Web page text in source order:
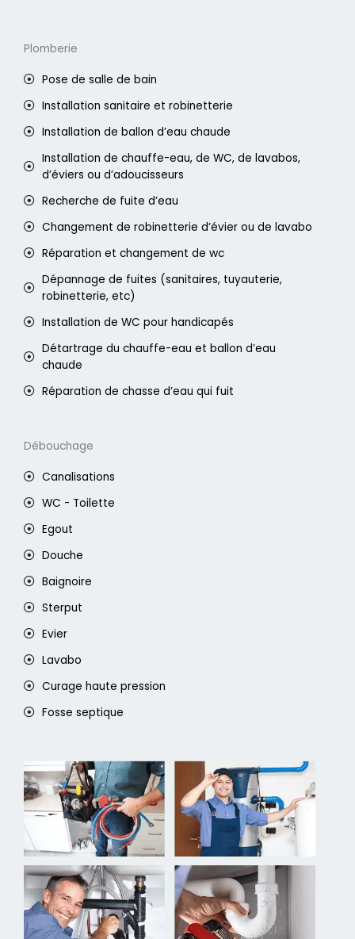
Plomberie
Pose de salle de bain
Installation sanitaire et robinetterie
Installation de ballon d’eau chaude
Installation de chauffe-eau, de WC, de lavabos,
d’éviers ou d’adoucisseurs
Recherche de fuite d’eau
Changement de robinetterie d’évier ou de lavabo
Réparation et changement de wc
Dépannage de fuites (sanitaires, tuyauterie,
robinetterie, etc)
Installation de WC pour handicapés
Détartrage du chauffe-eau et ballon d’eau
chaude
Réparation de chasse d’eau qui fuit
Débouchage
Canalisations
WC - Toilette
Egout
Douche
Baignoire
Sterput
Evier
Lavabo
Curage haute pression
Fosse septique